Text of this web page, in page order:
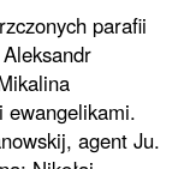
parafii
ewangelikami.
agent Ju.